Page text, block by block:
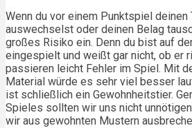
Wenn du vor einem Punktspiel
auswechselst oder deinen Belag
großes Risiko ein. Denn du bist auf
eingespielt und weißt gar nicht, ob er
passieren leicht Fehler im Spiel. Mit
Material würde es sehr viel besser
ist schließlich ein Gewohnheitstier.
Spieles sollten wir uns nicht
wir aus gewohnten Mustern